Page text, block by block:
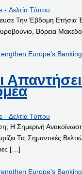
- Δελτία Τύπου
Την Έβδομη Ετήσια
Βόρεια
- Δελτία Τύπου
Η Σημερινή
Τις Σημαντικές
[…]